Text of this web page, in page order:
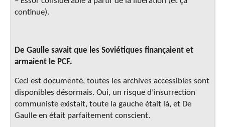
continue).
De Gaulle savait que les Soviétiques finançaient et
armaient le PCF.
Ceci est documenté, toutes les archives accessibles sont
disponibles désormais. Oui, un risque d’insurrection
communiste existait, toute la gauche était là, et De
Gaulle en était parfaitement conscient.